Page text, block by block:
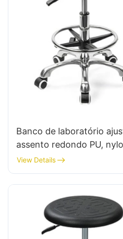
Banco de laboratório
assento redondo PU,
estrelas anti-estática para
de limpeza IC005
View Details